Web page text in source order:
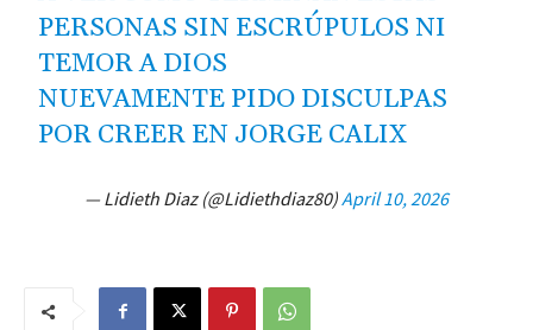
PERSONAS SIN ESCRÚPULOS NI
TEMOR A DIOS
NUEVAMENTE PIDO DISCULPAS
POR CREER EN JORGE CALIX
— Lidieth Diaz (@Lidiethdiaz80)April 10, 2026